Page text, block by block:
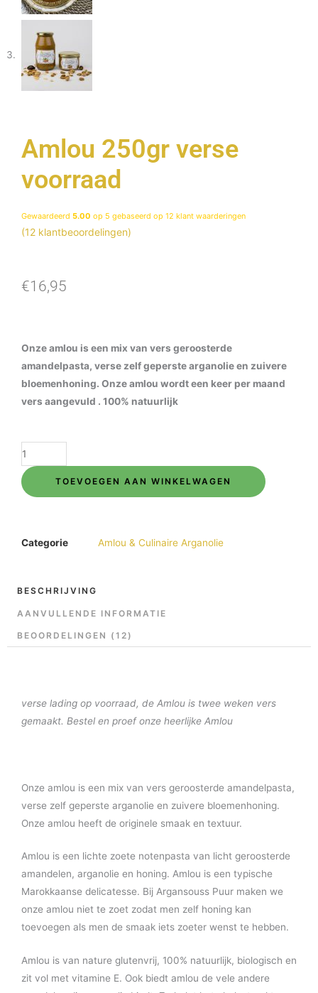
Amlou 250gr verse
voorraad
Gewaardeerd 5.00 op 5 gebaseerd op 12 klant waarderingen
(12 klantbeoordelingen)
€16,95
Onze amlou is een mix van vers geroosterde
amandelpasta, verse zelf geperste arganolie en zuivere
bloemenhoning. Onze amlou wordt een keer per maand
vers aangevuld . 100% natuurlijk
Amlou
250gr
verse
TOEVOEGEN AAN WINKELWAGEN
Categorie Amlou & Culinaire Arganolie
BESCHRIJVING
AANVULLENDE INFORMATIE
BEOORDELINGEN (12)
verse lading op voorraad, de Amlou is twee weken vers
gemaakt. Bestel en proef onze heerlijke Amlou
Onze amlou is een mix van vers geroosterde amandelpasta,
verse zelf geperste arganolie en zuivere bloemenhoning.
Onze amlou heeft de originele smaak en textuur.
Amlou is een lichte zoete notenpasta van licht geroosterde
amandelen, arganolie en honing. Amlou is een typische
Marokkaanse delicatesse. Bij Argansouss Puur maken we
onze amlou niet te zoet zodat men zelf honing kan
toevoegen als men de smaak iets zoeter wenst te hebben.
Amlou is van nature glutenvrij, 100% natuurlijk, biologisch en
zit vol met vitamine E. Ook biedt amlou de vele andere